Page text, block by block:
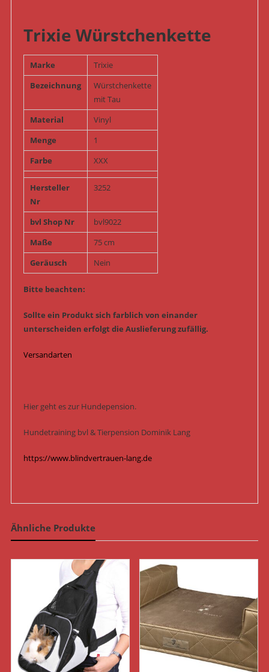
Trixie Würstchenkette
Marke
Trixie
Bezeichnung
Würstchenkette
mit Tau
Material
Vinyl
Menge
1
Farbe
XXX
Hersteller
Nr
3252
bvl Shop Nr
bvl9022
Maße
75 cm
Geräusch
Nein
Bitte beachten:
Sollte ein Produkt sich farblich von einander
unterscheiden erfolgt die Auslieferung zufällig.
Versandarten
Hier geht es zur Hundepension.
Hundetraining bvl & Tierpension Dominik Lang
https://www.blindvertrauen-lang.de
Ähnliche Produkte